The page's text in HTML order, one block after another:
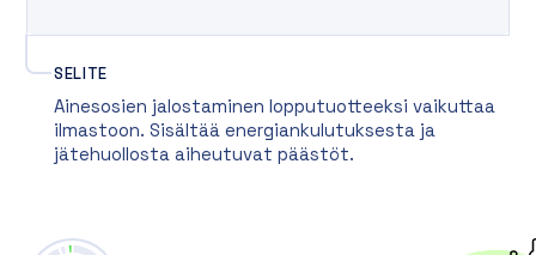
SELITE
Ainesosien jalostaminen lopputuotteeksi vaikuttaa
ilmastoon. Sisältää energiankulutuksesta ja
jätehuollosta aiheutuvat päästöt.